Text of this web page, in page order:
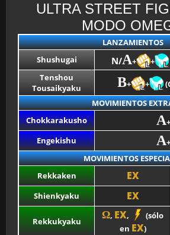
ULTRA STREET
MODO
LANZAMIENTOS
Shushugai
N/A+ +
Tenshou
Tousaikyaku
B+ +
MOVIMIENTOS
Chokkarakusho
A+
Engekishu
A+
MOVIMIENTOS
Rekkaken
EX
Shienkyaku
EX
Rekkukyaku
Ω, EX,
(sólo
en EX)